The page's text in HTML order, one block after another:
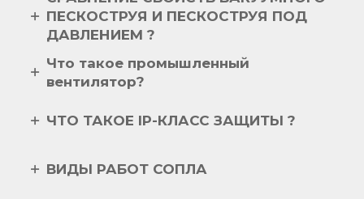
37
50
ПЕСКОСТРУЯ И ПЕСКОСТРУЯ ПОД
ДАВЛЕНИЕМ ?
Что такое промышленный
вентилятор?
ЧТО ТАКОЕ IP-КЛАСС ЗАЩИТЫ ?
ВИДЫ РАБОТ СОПЛА